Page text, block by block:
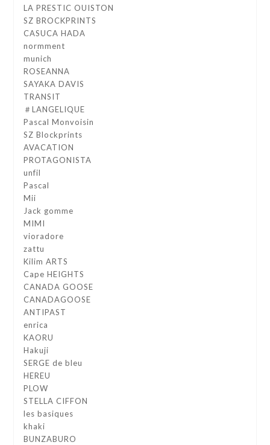
LA PRESTIC OUISTON
SZ BROCKPRINTS
CASUCA HADA
normment
munich
ROSEANNA
SAYAKA DAVIS
TRANSIT
＃LANGELIQUE
Pascal Monvoisin
SZ Blockprints
AVACATION
PROTAGONISTA
unfil
Pascal
Mii
Jack gomme
MIMI
vioradore
zattu
Kilim ARTS
Cape HEIGHTS
CANADA GOOSE
CANADAGOOSE
ANTIPAST
enrica
KAORU
Hakuji
SERGE de bleu
HEREU
PLOW
STELLA CIFFON
les basiques
khaki
BUNZABURO